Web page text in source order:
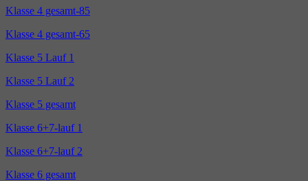
Klasse 4 gesamt-85
Klasse 4 gesamt-65
Klasse 5 Lauf 1
Klasse 5 Lauf 2
Klasse 5 gesamt
Klasse 6+7-lauf 1
Klasse 6+7-lauf 2
Klasse 6 gesamt